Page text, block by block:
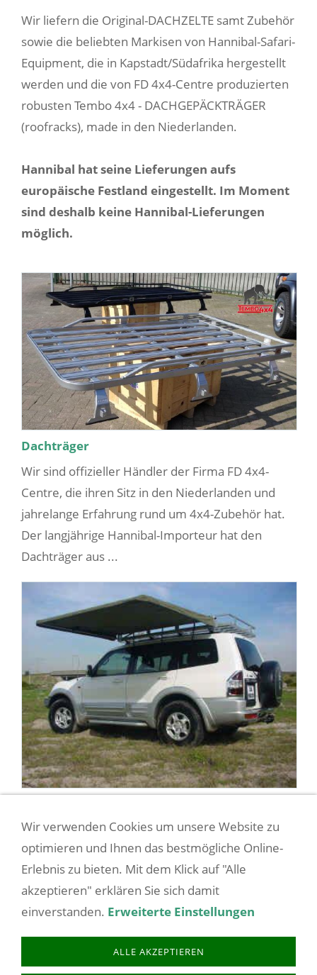
Wir liefern die Original-DACHZELTE samt Zubehör
sowie die beliebten Markisen von Hannibal-Safari-
Equipment, die in Kapstadt/Südafrika hergestellt
werden und die von FD 4x4-Centre produzierten
robusten Tembo 4x4 - DACHGEPÄCKTRÄGER
(roofracks), made in den Niederlanden.
Hannibal hat seine Lieferungen aufs
europäische Festland eingestellt. Im Moment
sind deshalb keine Hannibal-Lieferungen
möglich.
Dachträger
Wir sind offizieller Händler der Firma FD 4x4-
Centre, die ihren Sitz in den Niederlanden und
jahrelange Erfahrung rund um 4x4-Zubehör hat.
Der langjährige Hannibal-Importeur hat den
Dachträger aus ...
Hannibal-Markisen machen wetterunabhängig:
Sie spenden Schatten aber auch Schutz vor
Regen.
AGB/VERTRAGSINFOS
BARRIEREFREIHEIT
BATTERIEENTSORGUNG
BESTELLVORGANG
DATENSCHUTZ
IMPRESSUM LIEFERZEIT SITEMAP
Wir verwenden Cookies um unsere Website zu
optimieren und Ihnen das bestmögliche Online-
Erlebnis zu bieten. Mit dem Klick auf "Alle
akzeptieren" erklären Sie sich damit
einverstanden. Erweiterte Einstellungen
ALLE AKZEPTIEREN